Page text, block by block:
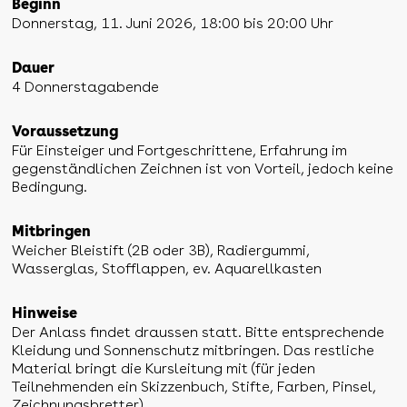
Beginn
Donnerstag, 11. Juni 2026, 18:00 bis 20:00 Uhr
Dauer
4 Donnerstagabende
Voraussetzung
Für Einsteiger und Fortgeschrittene, Erfahrung im
gegenständlichen Zeichnen ist von Vorteil, jedoch keine
Bedingung.
Mitbringen
Weicher Bleistift (2B oder 3B), Radiergummi,
Wasserglas, Stofflappen, ev. Aquarellkasten
Hinweise
Der Anlass findet draussen statt. Bitte entsprechende
Kleidung und Sonnenschutz mitbringen. Das restliche
Material bringt die Kursleitung mit (für jeden
Teilnehmenden ein Skizzenbuch, Stifte, Farben, Pinsel,